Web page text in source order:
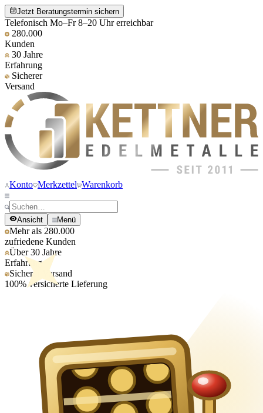
Jetzt Beratungstermin sichern
Telefonisch Mo–Fr 8–20 Uhr erreichbar
280.000
Kunden
30 Jahre
Erfahrung
Sicherer
Versand
Konto Merkzettel Warenkorb
Ansicht Menü
Mehr als 280.000
zufriedene Kunden
Über 30 Jahre
Erfahrung
Sicherer Versand
100% versicherte Lieferung